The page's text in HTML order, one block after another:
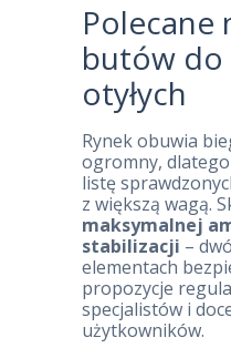
Polecane
butów do
otyłych
Rynek obuwia
ogromny,
listę
z większą wagą.
maksymalnej
stabilizacji –
elementach
propozycje
specjalistów i
użytkowników.